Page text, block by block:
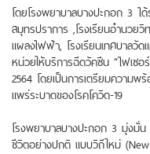
โดยโรงพยาบาลบางปะกอก 3 ไ
สมุทรปราการ ,โรงเรียนอำนวยวิ
แผลงไฟฟ้า, โรงเรียนเทศบาลวั
หน่วยให้บริการฉีดวัคซีน “ไฟเซ
2564 โดยเป็นการเตรียมความพ
แพร่ระบาดของโรคโควิด-19
โรงพยาบาลบางปะกอก 3 มุ่งมั่น
ชีวิตอย่างปกติ แบบวิถีใหม่